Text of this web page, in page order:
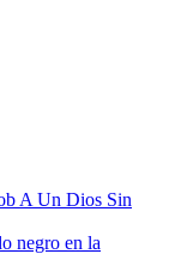
A Un Dios Sin
negro en la